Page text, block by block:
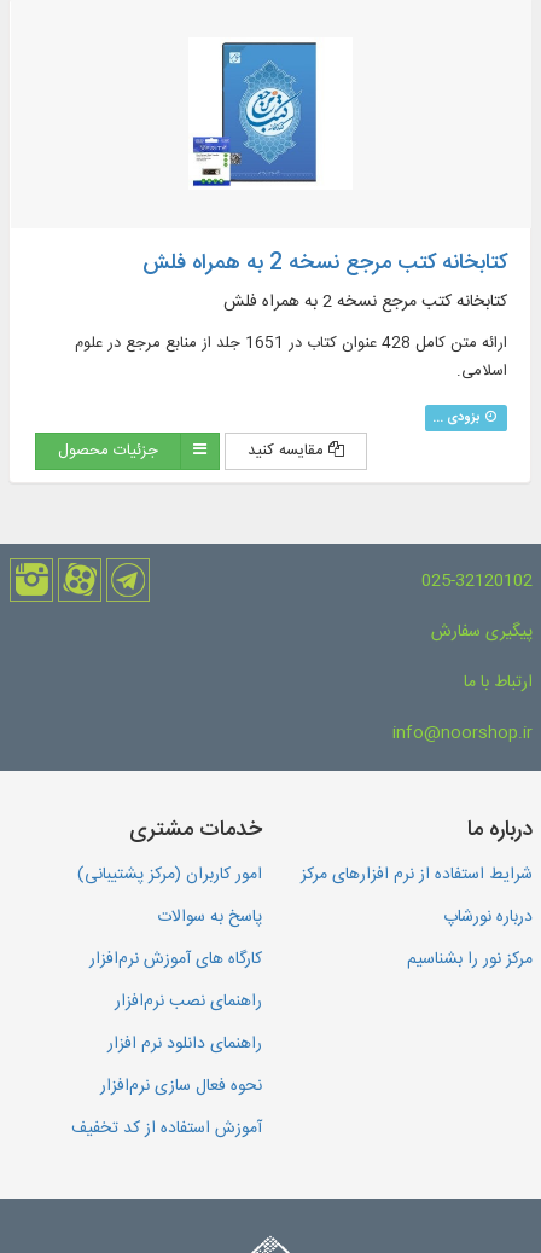
کتابخانه کتب مرجع نسخه 2 به همراه فلش
کتابخانه کتب مرجع نسخه 2 به همراه فلش
ارائه متن کامل 428 عنوان کتاب در 1651 جلد از منابع مرجع در علوم
اسلامی.
بزودی ...
مقایسه کنید جزئیات محصول
025-32120102
پیگیری سفارش
ارتباط با ما
info@noorshop.ir
درباره ما
شرایط استفاده از نرم افزارهای مرکز
درباره نورشاپ
مرکز نور را بشناسیم
خدمات مشتری
امور کاربران (مرکز پشتیبانی)
پاسخ به سوالات
کارگاه های آموزش نرم‌افزار
راهنمای نصب نرم‌افزار
راهنمای دانلود نرم افزار
نحوه فعال سازی نرم‌افزار
آموزش استفاده از کد تخفیف